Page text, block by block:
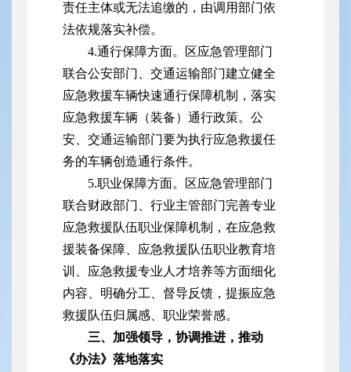
责任主体或无法追缴的，由调用部门依
法依规落实补偿。
4.通行保障方面。区应急管理部门
联合公安部门、交通运输部门建立健全
应急救援车辆快速通行保障机制，落实
应急救援车辆（装备）通行政策。公
安、交通运输部门要为执行应急救援任
务的车辆创造通行条件。
5.职业保障方面。区应急管理部门
联合财政部门、行业主管部门完善专业
应急救援队伍职业保障机制，在应急救
援装备保障、应急救援队伍职业教育培
训、应急救援专业人才培养等方面细化
内容、明确分工、督导反馈，提振应急
救援队伍归属感、职业荣誉感。
三、加强领导，协调推进，推动
《办法》落地落实